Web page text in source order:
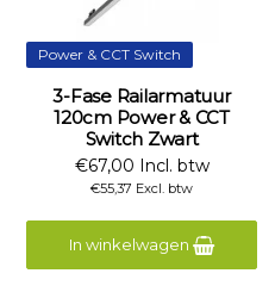
Power & CCT Switch
3-Fase Railarmatuur
120cm Power & CCT
Switch Zwart
€67,00 Incl. btw
€55,37 Excl. btw
In winkelwagen